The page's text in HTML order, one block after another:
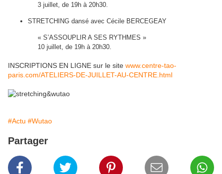
3 juillet, de 19h à 20h30.
STRETCHING dansé avec Cécile BERCEGEAY
« S’ASSOUPLIR A SES RYTHMES »
10 juillet, de 19h à 20h30.
INSCRIPTIONS EN LIGNE sur le site www.centre-tao-
paris.com/ATELIERS-DE-JUILLET-AU-CENTRE.html
#Actu #Wutao
Partager